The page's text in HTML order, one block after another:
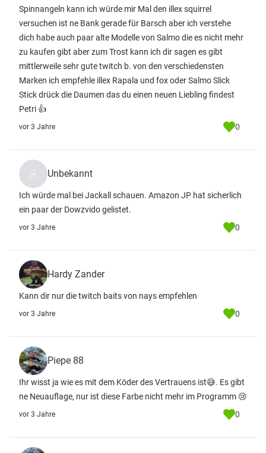
Spinnangeln kann ich würde mir Mal den illex squirrel
versuchen ist ne Bank gerade für Barsch aber ich verstehe
dich habe auch paar alte Modelle von Salmo die es nicht mehr
zu kaufen gibt aber zum Trost kann ich dir sagen es gibt
mittlerweile sehr gute twitch b. von den verschiedensten
Marken ich empfehle illex Rapala und fox oder Salmo Slick
Stick drück die Daumen das du einen neuen Liebling findest
Petri 👍
vor 3 Jahre 0
Unbekannt
Ich würde mal bei Jackall schauen. Amazon JP hat sicherlich
ein paar der Dowzvido gelistet.
vor 3 Jahre 0
Hardy Zander
Kann dir nur die twitch baits von nays empfehlen
vor 3 Jahre 0
Piepe 88
Ihr wisst ja wie es mit dem Köder des Vertrauens ist😅. Es gibt
ne Neuauflage, nur ist diese Farbe nicht mehr im Programm 😢
vor 3 Jahre 0